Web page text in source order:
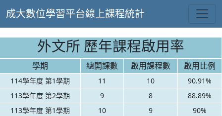
成大數位學習平台線上課程統計
外文所 歷年課程啟用率
學期 總開課數 啟用課程數 啟用比例
114學年度 第1學期 11 10
90.91%
113學年度 第2學期
9 8
88.89%
113學年度 第1學期
10 9
90%